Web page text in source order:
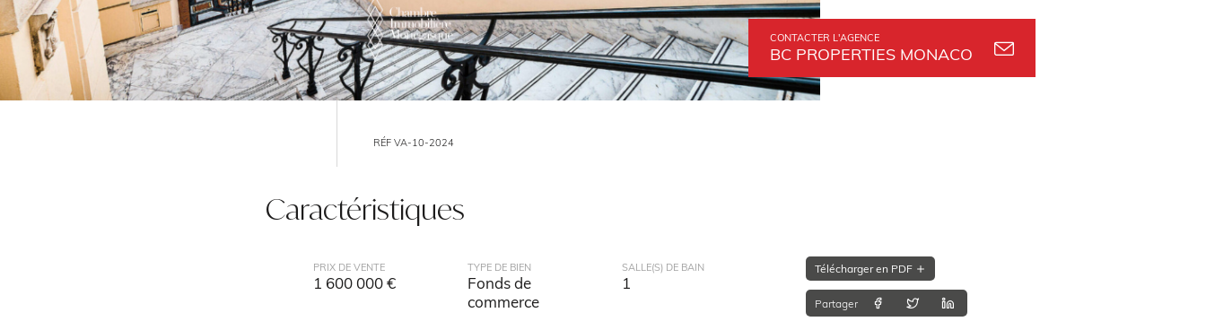
CONTACTER L'AGENCE
BC PROPERTIES MONACO
RÉF VA-10-2024
Caractéristiques
PRIX DE VENTE
1 600 000 €
TYPE DE BIEN
Fonds de
commerce
SALLE(S) DE BAIN
1
Télécharger en PDF
Partager